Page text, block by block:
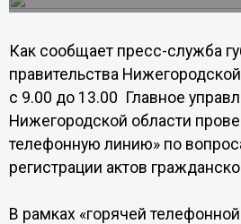
Как сообщает пресс-служба
правительства
с 9.00 до 13.00 Главное
Нижегородской области
телефонную линию» по
регистрации актов
В рамках «горячей